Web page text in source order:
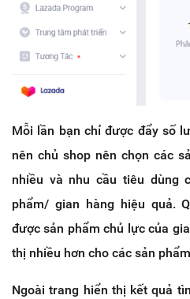
Mỗi lần bạn chỉ được đẩy số
nên chủ shop nên chọn các
nhiều và nhu cầu tiêu dùng
phẩm/ gian hàng hiệu quả.
được sản phẩm chủ lực của
thị nhiều hơn cho các sản
Ngoài trang hiển thị kết quả